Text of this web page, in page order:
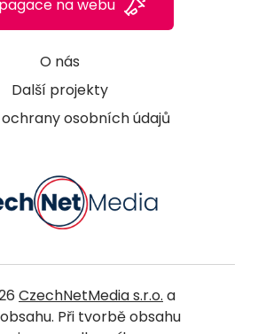
O nás
Další projekty
ochrany osobních údajů
na webu
CzechNetMedia s.r.o. a
Při tvorbě obsahu